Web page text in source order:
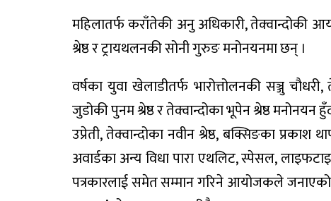
महिलातर्फ कराँतेकी अनु अधिकारी, तेक्वान्दोकी
श्रेष्ठ र ट्रायथलनकी सोनी गुरुङ मनोनयनमा छन् ।
वर्षका युवा खेलाडीतर्फ भारोत्तोलनकी सञ्जु
जुडोकी पुनम श्रेष्ठ र तेक्वान्दोका भूपेन श्रेष्ठ
उप्रेती, तेक्वान्दोका नवीन श्रेष्ठ, बक्सिङका
अवार्डका अन्य विधा पारा एथलिट, स्पेसल,
पत्रकारलाई समेत सम्मान गरिने आयोजकले जनाएको